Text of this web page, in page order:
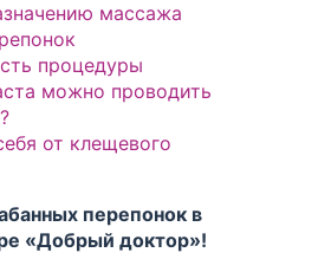
массажа
процедуры
можно проводить
от клещевого
перепонок в
«Добрый доктор»!